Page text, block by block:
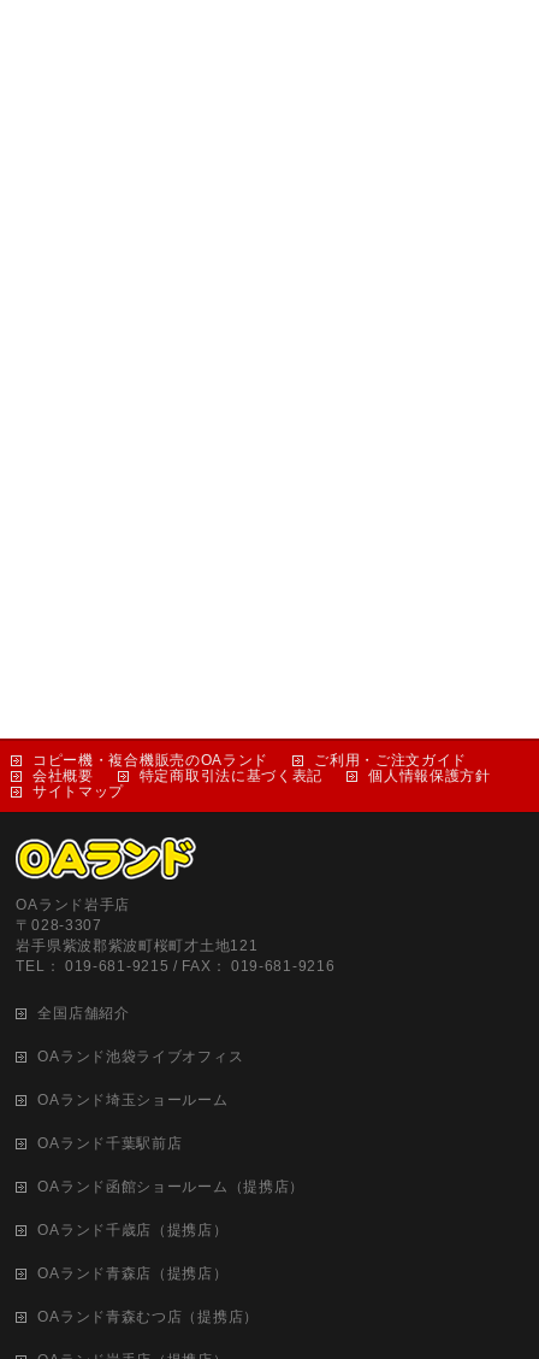
コピー機・複合機販売のOAランド
ご利用・ご注文ガイド
会社概要
特定商取引法に基づく表記
個人情報保護方針
サイトマップ
OAランド岩手店
〒028-3307
岩手県紫波郡紫波町桜町才土地121
TEL： 019-681-9215 / FAX： 019-681-9216
全国店舗紹介
OAランド池袋ライブオフィス
OAランド埼玉ショールーム
OAランド千葉駅前店
OAランド函館ショールーム（提携店）
OAランド千歳店（提携店）
OAランド青森店（提携店）
OAランド青森むつ店（提携店）